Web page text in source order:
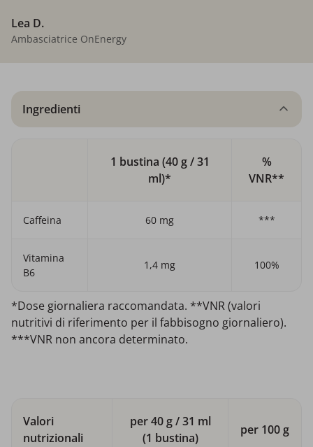
Lea D.
Ambasciatrice OnEnergy
Ingredienti
1 bustina (40 g / 31
ml)*
%
VNR**
Caffeina 60 mg ***
Vitamina
B6
1,4 mg 100%
*Dose giornaliera raccomandata. **VNR (valori
nutritivi di riferimento per il fabbisogno giornaliero).
***VNR non ancora determinato.
Valori
nutrizionali
per 40 g / 31 ml
(1 bustina)
per 100 g